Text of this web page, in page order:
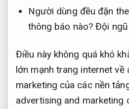
Người dùng đều đặn
thông báo nào?Đội ngũ
Điều này không quá khó
lớn mạnh trang internet về
marketing của các nền
advertising and marketing